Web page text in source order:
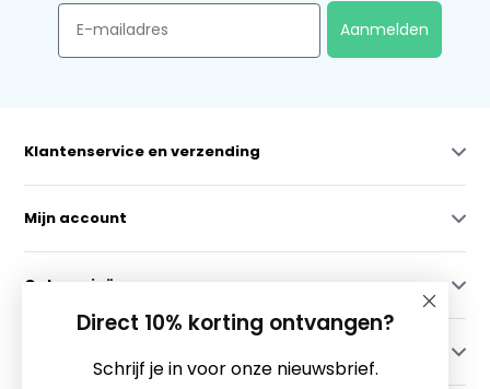
Email
Aanmelden
Klantenservice en verzending
Mijn account
Categorieën
Direct 10% korting ontvangen?
Schrijf je in voor onze nieuwsbrief.